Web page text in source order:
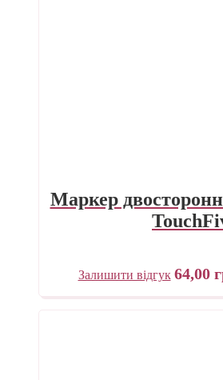
Маркер
Залишити відгук 64,00